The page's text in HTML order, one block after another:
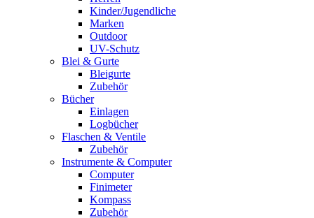
Kinder/Jugendliche
Marken
Outdoor
UV-Schutz
Blei & Gurte
Bleigurte
Zubehör
Bücher
Einlagen
Logbücher
Flaschen & Ventile
Zubehör
Instrumente & Computer
Computer
Finimeter
Kompass
Zubehör